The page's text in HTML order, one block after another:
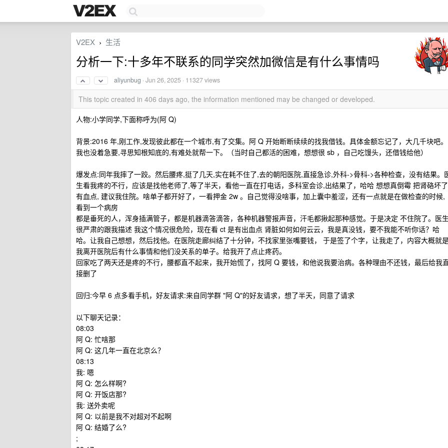
V2EX › 生活
分析一下:十多年不联系的同学突然加微信是有什么事情吗
aliyunbug ·Jun 26, 2025 · 11327 views
This topic created in 406 days ago, the information mentioned may be changed or developed.
人物:小学同学,下面称呼为(阿 Q)
背景:2016 年,刚工作,发现彼此都在一个城市,有了交集。阿 Q 开始断断续续的找我借钱。具体金额忘记了，大几千块吧。
我也没着急要,寻思知根知底的,有难处就帮一下。（当时自己都活的困难，想想很 sb ，自己吃馒头，还借钱给他）
爆发点:同年我摔了一跤。然后腰疼,挺了几天,实在耗不住了,去的朝阳医院,直接急诊,外科->骨科->各种检查，没有结果。
生看我疼的不行，应该是找他老师了,等了半天，看他一直在打电话，多科室会诊,出结果了，哈哈 想想真倒霉 把肾硌坏
有血点, 建议我住院。啥单子都开好了，一看押金 2w 。自己觉得没啥事，加上囊中羞涩，还有一点就是在做检查的时候,
看到一个病房
都是垂死的人，浑身插满管子，都是机器滴答滴答，各种机器警报声音，汗毛都揪起那种感觉。于是决定 不住院了。医
很严肃的跟我描述 我这个情况很危险，现在看 ct 是有出血点 肾脏如何如何云云，我是真没钱，要不我能不听你话？哈
哈。让我自己想想，然后找他。在医院走廊纠结了十分钟，不找家里张嘴要钱， 于是签了个字，让我走了，内容大概就
我离开医院后有什么事情和他们没关系的单子。给我开了点止疼药。
回家吃了两天还是疼的不行，腰都直不起来，我开始慌了，找阿 Q 要钱，和他说我要治病。各种理由不还钱，最后给我
接删了
回归:今早 6 点多看手机，好友请求:来自同学群 "阿 Q"的好友请求，想了半天，同意了请求
以下聊天记录：
08:03
阿 Q: 忙啥那
阿 Q: 这几年一直在北京么？
08:13
我: 嗯
阿 Q: 怎么样啊?
阿 Q: 开饭店那?
我: 送外卖呢
阿 Q: 以前是我不对超对不起啊
阿 Q: 结婚了么?
;